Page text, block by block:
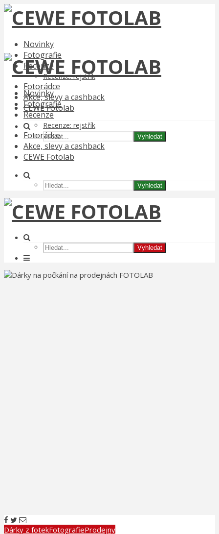
Novinky
Fotografie
Recenze
Recenze: rejstřík
Fotorádce
Akce, slevy a cashback
CEWE Fotolab
Vyhledat
Novinky
Fotografie
Recenze
Recenze: rejstřík
Fotorádce
Akce, slevy a cashback
CEWE Fotolab
Vyhledat
Vyhledat
Dárky z fotekFotografieProdejny